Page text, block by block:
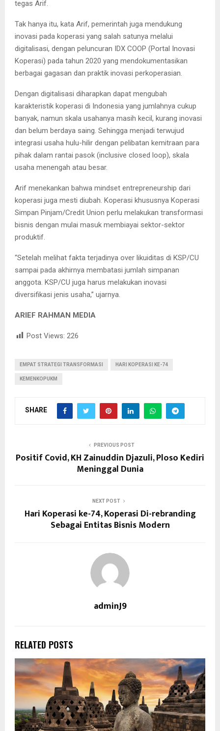
tegas Arif.
Tak hanya itu, kata Arif, pemerintah juga mendukung
inovasi pada koperasi yang salah satunya melalui
digitalisasi, dengan peluncuran IDX COOP (Portal Inovasi
Koperasi) pada tahun 2020 yang mendokumentasikan
berbagai gagasan dan praktik inovasi perkoperasian.
Dengan digitalisasi diharapkan dapat mengubah
karakteristik koperasi di Indonesia yang jumlahnya cukup
banyak, namun skala usahanya masih kecil, kurang inovasi
dan belum berdaya saing. Sehingga menjadi terwujud
integrasi usaha hulu-hilir dengan pelibatan kemitraan para
pihak dalam rantai pasok (inclusive closed loop), skala
usaha menengah atau besar.
Arif menekankan bahwa mindset entrepreneurship dari
koperasi juga mesti diubah. Koperasi khususnya Koperasi
Simpan Pinjam/Credit Union perlu melakukan transformasi
bisnis dengan mulai masuk membiayai sektor-sektor
produktif.
“Setelah melihat fakta terjadinya over likuiditas di KSP/CU
sampai pada akhirnya membatasi jumlah simpanan
anggota. KSP/CU juga harus melakukan inovasi
diversifikasi jenis usaha,” ujarnya.
ARIEF RAHMAN MEDIA
Post Views: 226
EMPAT STRATEGI TRANSFORMASI HARI KOPERASI KE-74
KEMENKOPUKM
SHARE
PREVIOUS POST
Positif Covid, KH Zainuddin Djazuli, Ploso Kediri
Meninggal Dunia
NEXT POST
Hari Koperasi ke-74, Koperasi Di-rebranding
Sebagai Entitas Bisnis Modern
adminJ9
RELATED POSTS